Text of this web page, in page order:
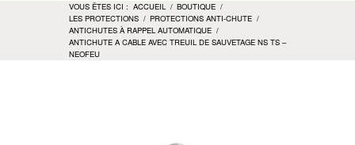
VOUS ÊTES ICI : ACCUEIL / BOUTIQUE /
LES PROTECTIONS / PROTECTIONS ANTI-CHUTE /
ANTICHUTES À RAPPEL AUTOMATIQUE /
ANTICHUTE A CABLE AVEC TREUIL DE SAUVETAGE NS TS –
NEOFEU